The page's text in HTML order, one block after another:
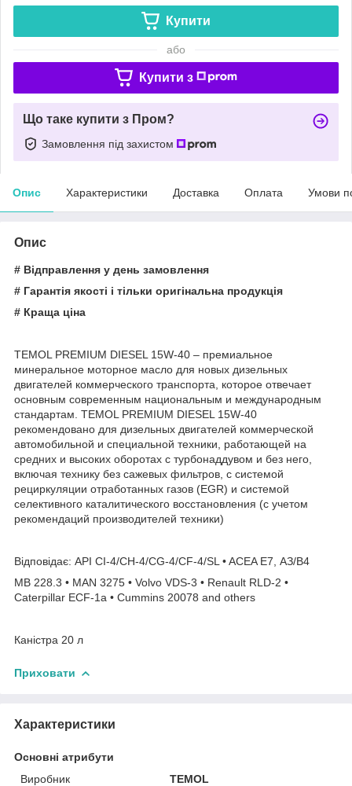
Купити
або
Купити з
Що таке купити з Пром?
Замовлення під захистом
Опис Характеристики Доставка Оплата Умови
Опис
# Відправлення у день замовлення
# Гарантія якості і тільки оригінальна продукція
# Краща ціна
TEMOL PREMIUM DIESEL 15W-40 – премиальное
минеральное моторное масло для новых дизельных
двигателей коммерческого транспорта, которое отвечает
основным современным национальным и международным
стандартам. TEMOL PREMIUM DIESEL 15W-40
рекомендовано для дизельных двигателей коммерческой
автомобильной и специальной техники, работающей на
средних и высоких оборотах с турбонаддувом и без него,
включая технику без сажевых фильтров, с системой
рециркуляции отработанных газов (EGR) и системой
селективного каталитического восстановления (с учетом
рекомендаций производителей техники)
Відповідає: API CI-4/CH-4/CG-4/CF-4/SL • ACEA Е7, АЗ/В4
MB 228.3 • MAN 3275 • Volvo VDS-3 • Renault RLD-2 •
Caterpillar ECF-1a • Cummins 20078 and others
Каністра 20 л
Приховати
Характеристики
Основні атрибути
Виробник
TEMOL